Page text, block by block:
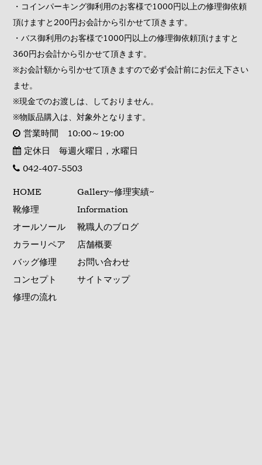
・コインパーキング御利用のお客様で1000円以上の修理御依頼
頂けますと200円お会計から引かせて頂きます。
・バス御利用のお客様で1000円以上の修理御依頼頂けますと
360円お会計から引かせて頂きます。
※お会計額から引かせて頂きますので必ず会計前にお伝え下さい
ませ。
※現金でのお渡しは、しておりません。
※物販品購入は、対象外となります。
営業時間 10:00～19:00
定休日 毎週火曜日，水曜日
042-407-5503
HOME
靴修理
オールソール
カラーリペア
バッグ修理
コンセプト
修理の流れ
Gallery~修理実績~
Information
靴職人のブログ
店舗概要
お問い合わせ
サイトマップ